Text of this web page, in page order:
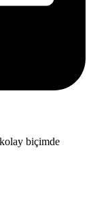
biçimde